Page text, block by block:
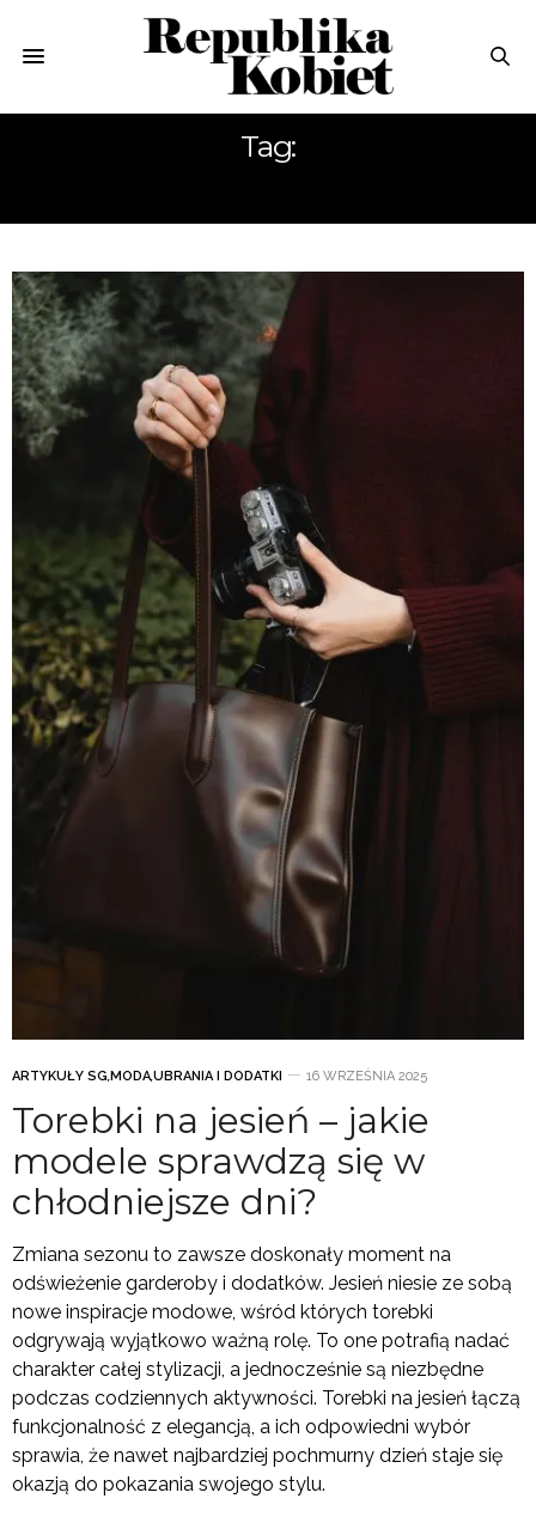
Tag:
ARTYKUŁY SG,MODA,UBRANIA I DODATKI 16 WRZEŚNIA 2025
Torebki na jesień – jakie
modele sprawdzą się w
chłodniejsze dni?
Zmiana sezonu to zawsze doskonały moment na
odświeżenie garderoby i dodatków. Jesień niesie ze sobą
nowe inspiracje modowe, wśród których torebki
odgrywają wyjątkowo ważną rolę. To one potrafią nadać
charakter całej stylizacji, a jednocześnie są niezbędne
podczas codziennych aktywności. Torebki na jesień łączą
funkcjonalność z elegancją, a ich odpowiedni wybór
sprawia, że nawet najbardziej pochmurny dzień staje się
okazją do pokazania swojego stylu.